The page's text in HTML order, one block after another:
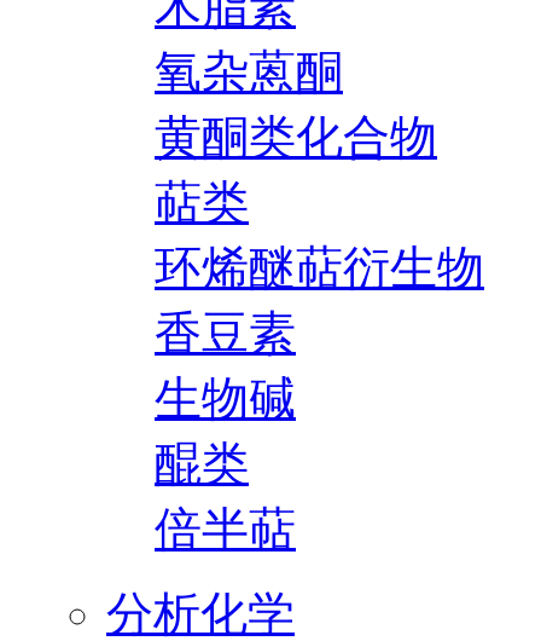
氧杂蒽酮
黄酮类化合物
萜类
环烯醚萜衍生物
香豆素
生物碱
醌类
倍半萜
分析化学